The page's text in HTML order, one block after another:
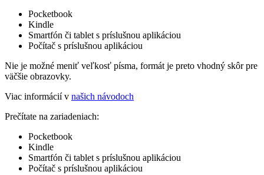
Pocketbook
Kindle
Smartfón či tablet s príslušnou aplikáciou
Počítač s príslušnou aplikáciou
Nie je možné meniť veľkosť písma, formát je preto vhodný skôr pre
väčšie obrazovky.
Viac informácií v našich návodoch
Prečítate na zariadeniach:
Pocketbook
Kindle
Smartfón či tablet s príslušnou aplikáciou
Počítač s príslušnou aplikáciou